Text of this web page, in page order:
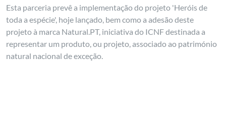
Esta parceria prevê a implementação do projeto 'Heróis de
toda a espécie', hoje lançado, bem como a adesão deste
projeto à marca Natural.PT, iniciativa do ICNF destinada a
representar um produto, ou projeto, associado ao património
natural nacional de exceção.